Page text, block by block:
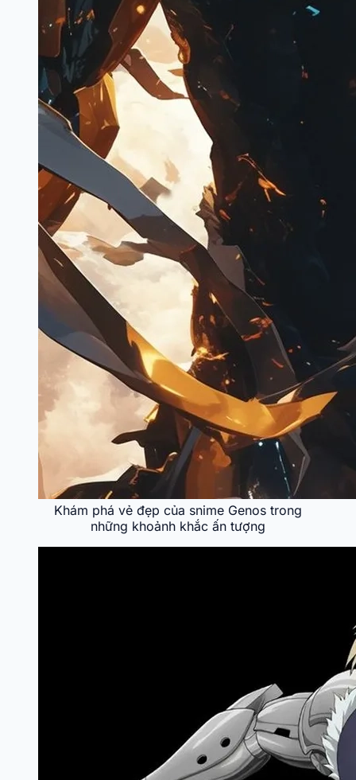
Khám phá vẻ đẹp của snime Genos trong
những khoảnh khắc ấn tượng